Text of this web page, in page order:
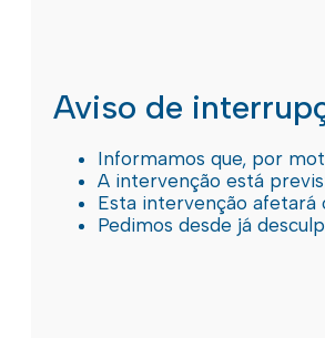
Aviso de
Informamos que, por
A intervenção está
Esta intervenção
Pedimos desde já